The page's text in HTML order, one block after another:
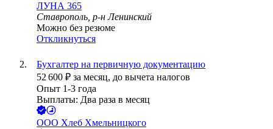
ЛУНА 365
Ставрополь, р-н Ленинский
Можно без резюме
Откликнуться
Бухгалтер на первичную документацию
52 600 ₽ за месяц, до вычета налогов
Опыт 1-3 года
Выплаты: Два раза в месяц
ООО Хлеб Хмельницкого